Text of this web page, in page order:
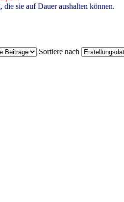
sie auf Dauer aushalten können.
Sortiere nach